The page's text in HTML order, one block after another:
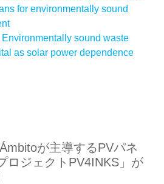
for environmentally sound
Environmentally sound waste
as solar power dependence
が主導するPVパネ
ロジェクトPV4INKS」が